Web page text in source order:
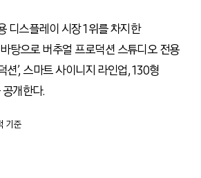
디스플레이 시장 1위를 차지한
탕으로 버추얼 프로덕션 스튜디오 전용
션’, 스마트 사이니지 라인업, 130형
개한다.
기준